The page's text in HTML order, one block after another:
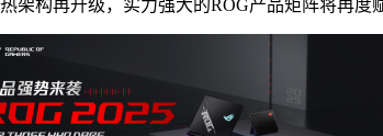
架构再升级，实力强大的ROG产品矩阵将再度